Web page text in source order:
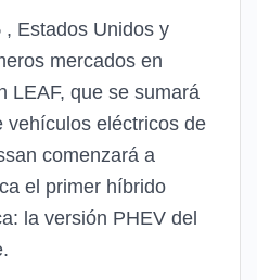
, Estados Unidos y
mercados en
LEAF, que se sumará
vehículos eléctricos de
comenzará a
el primer híbrido
la versión PHEV del